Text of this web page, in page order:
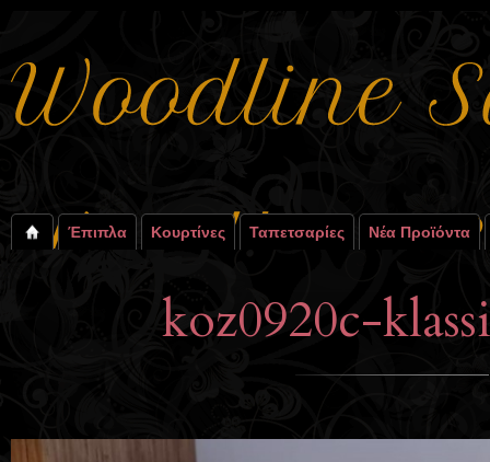
Έπιπλα Κουρτίνες Ταπετσαρίες Νέα Προϊόντα
koz0920c-